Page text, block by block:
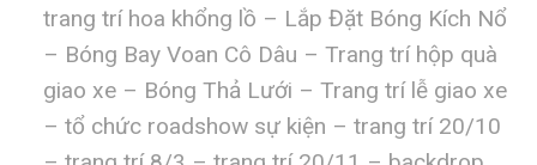
trang trí hoa khổng lồ – Lắp Đặt Bóng Kích Nổ
– Bóng Bay Voan Cô Dâu – Trang trí hộp quà
giao xe – Bóng Thả Lưới – Trang trí lễ giao xe
– tổ chức roadshow sự kiện – trang trí 20/10